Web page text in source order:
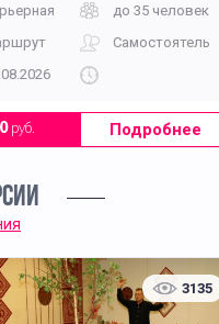
до 35 человек
Самостоятельно
руб. Подробнее
3135